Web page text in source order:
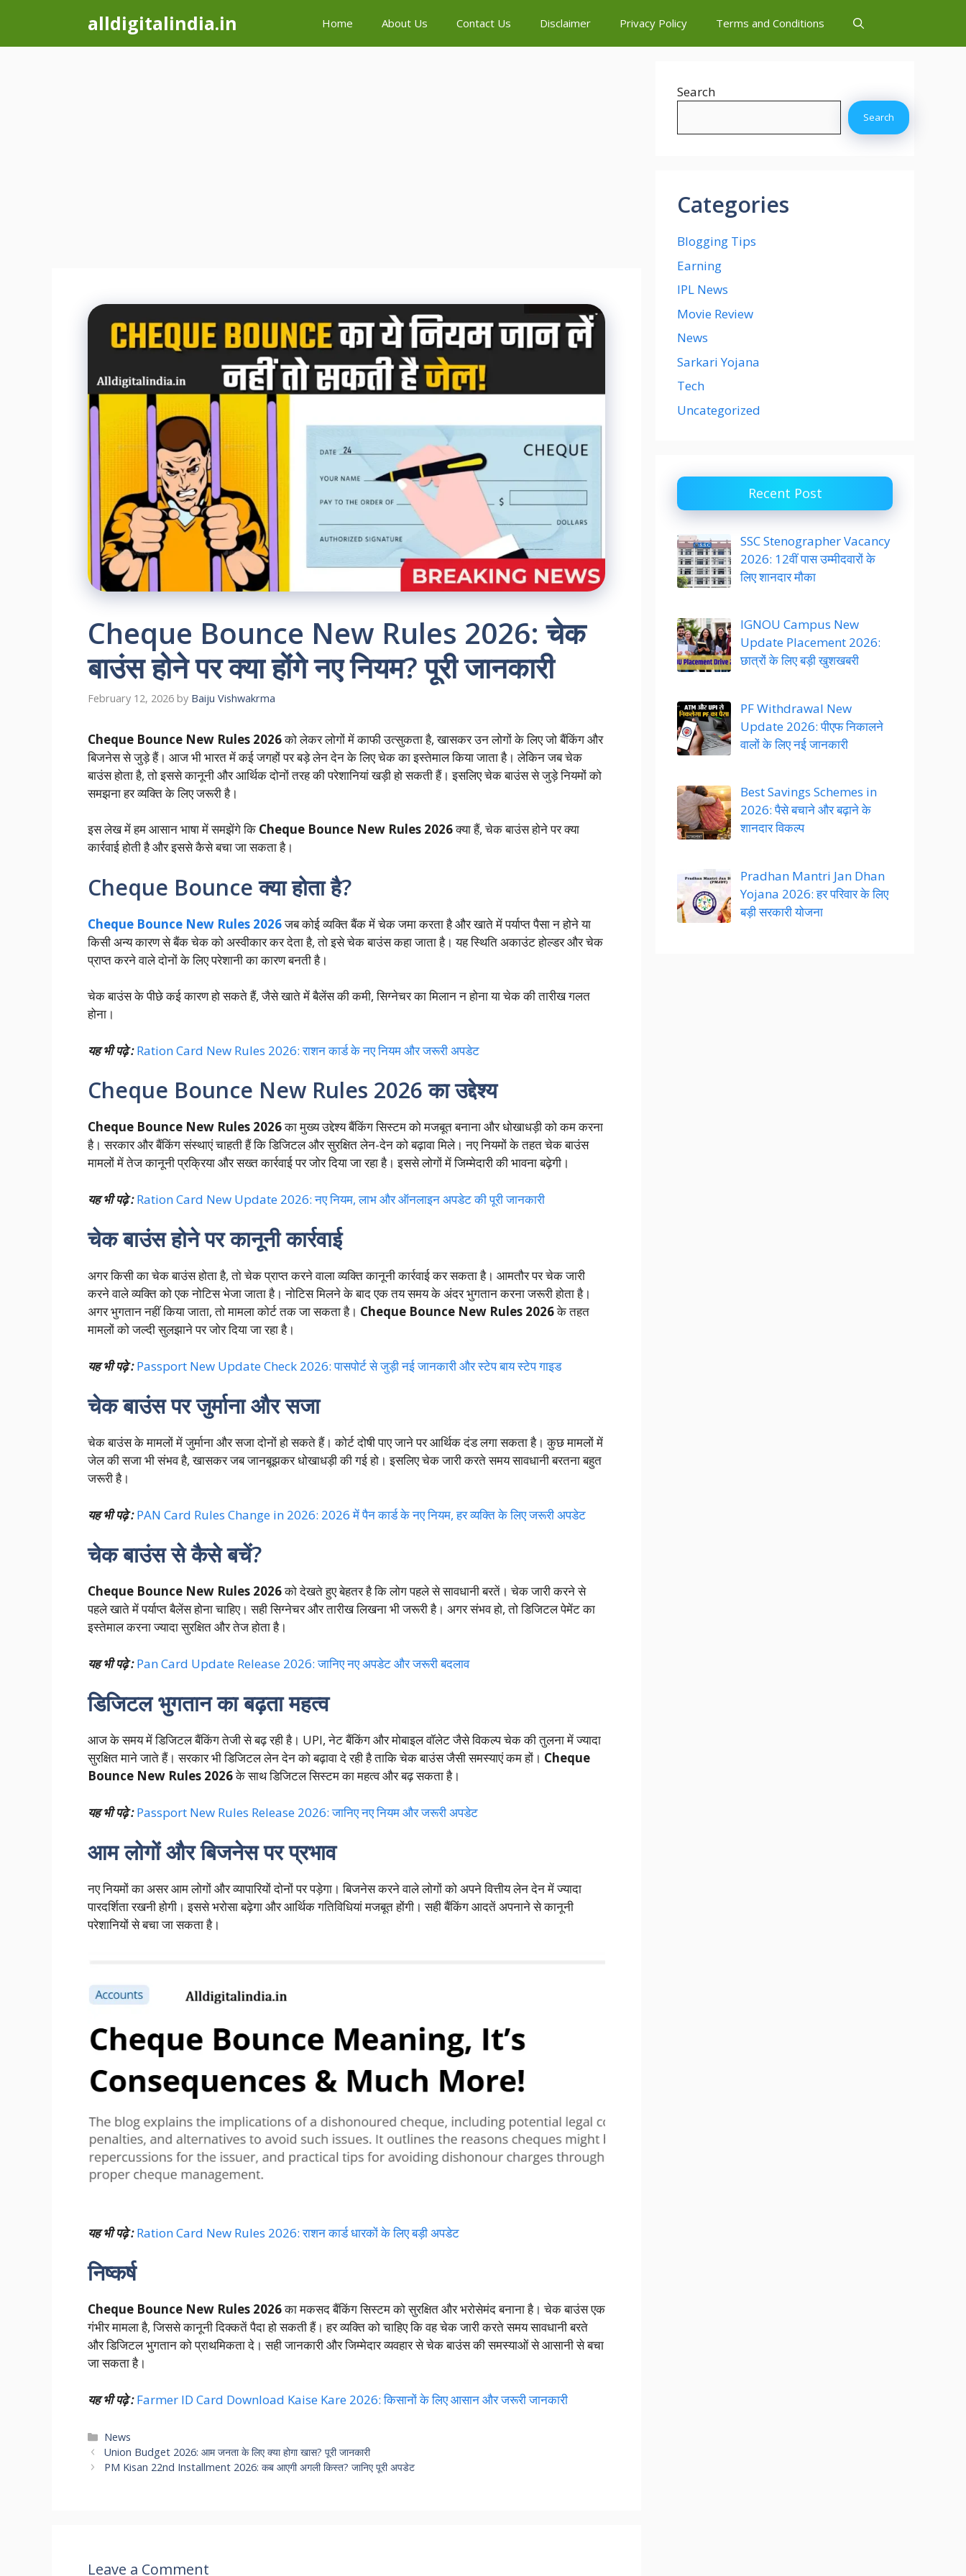
content
alldigitalindia.in Home About Us Contact Us Disclaimer Privacy Policy Terms and Conditions
Cheque Bounce New Rules 2026: चेक
बाउंस होने पर क्या होंगे नए नियम? पूरी जानकारी
February 12, 2026 by Baiju Vishwakrma
Cheque Bounce New Rules 2026को लेकर लोगों में काफी उत्सुकता है, खासकर उन लोगों के लिए जो बैंकिंग और
बिजनेस से जुड़े हैं। आज भी भारत में कई जगहों पर बड़े लेन देन के लिए चेक का इस्तेमाल किया जाता है। लेकिन जब चेक
बाउंस होता है, तो इससे कानूनी और आर्थिक दोनों तरह की परेशानियां खड़ी हो सकती हैं। इसलिए चेक बाउंस से जुड़े नियमों को
समझना हर व्यक्ति के लिए जरूरी है।
इस लेख में हम आसान भाषा में समझेंगे कि Cheque Bounce New Rules 2026क्या हैं, चेक बाउंस होने पर क्या
कार्रवाई होती है और इससे कैसे बचा जा सकता है।
Cheque Bounce क्या होता है?
Cheque Bounce New Rules 2026जब कोई व्यक्ति बैंक में चेक जमा करता है और खाते में पर्याप्त पैसा न होने या
किसी अन्य कारण से बैंक चेक को अस्वीकार कर देता है, तो इसे चेक बाउंस कहा जाता है। यह स्थिति अकाउंट होल्डर और चेक
प्राप्त करने वाले दोनों के लिए परेशानी का कारण बनती है।
चेक बाउंस के पीछे कई कारण हो सकते हैं, जैसे खाते में बैलेंस की कमी, सिग्नेचर का मिलान न होना या चेक की तारीख गलत
होना।
यह भी पढ़े : Ration Card New Rules 2026: राशन कार्ड के नए नियम और जरूरी अपडेट
Cheque Bounce New Rules 2026 का उद्देश्य
Cheque Bounce New Rules 2026का मुख्य उद्देश्य बैंकिंग सिस्टम को मजबूत बनाना और धोखाधड़ी को कम करना
है। सरकार और बैंकिंग संस्थाएं चाहती हैं कि डिजिटल और सुरक्षित लेन-देन को बढ़ावा मिले। नए नियमों के तहत चेक बाउंस
मामलों में तेज कानूनी प्रक्रिया और सख्त कार्रवाई पर जोर दिया जा रहा है। इससे लोगों में जिम्मेदारी की भावना बढ़ेगी।
यह भी पढ़े : Ration Card New Update 2026: नए नियम, लाभ और ऑनलाइन अपडेट की पूरी जानकारी
चेक बाउंस होने पर कानूनी कार्रवाई
अगर किसी का चेक बाउंस होता है, तो चेक प्राप्त करने वाला व्यक्ति कानूनी कार्रवाई कर सकता है। आमतौर पर चेक जारी
करने वाले व्यक्ति को एक नोटिस भेजा जाता है। नोटिस मिलने के बाद एक तय समय के अंदर भुगतान करना जरूरी होता है।
अगर भुगतान नहीं किया जाता, तो मामला कोर्ट तक जा सकता है। Cheque Bounce New Rules 2026के तहत
मामलों को जल्दी सुलझाने पर जोर दिया जा रहा है।
यह भी पढ़े : Passport New Update Check 2026: पासपोर्ट से जुड़ी नई जानकारी और स्टेप बाय स्टेप गाइड
चेक बाउंस पर जुर्माना और सजा
चेक बाउंस के मामलों में जुर्माना और सजा दोनों हो सकते हैं। कोर्ट दोषी पाए जाने पर आर्थिक दंड लगा सकता है। कुछ मामलों में
जेल की सजा भी संभव है, खासकर जब जानबूझकर धोखाधड़ी की गई हो। इसलिए चेक जारी करते समय सावधानी बरतना बहुत
जरूरी है।
यह भी पढ़े : PAN Card Rules Change in 2026: 2026 में पैन कार्ड के नए नियम, हर व्यक्ति के लिए जरूरी अपडेट
चेक बाउंस से कैसे बचें?
Cheque Bounce New Rules 2026को देखते हुए बेहतर है कि लोग पहले से सावधानी बरतें। चेक जारी करने से
पहले खाते में पर्याप्त बैलेंस होना चाहिए। सही सिग्नेचर और तारीख लिखना भी जरूरी है। अगर संभव हो, तो डिजिटल पेमेंट का
इस्तेमाल करना ज्यादा सुरक्षित और तेज होता है।
यह भी पढ़े : Pan Card Update Release 2026: जानिए नए अपडेट और जरूरी बदलाव
डिजिटल भुगतान का बढ़ता महत्व
आज के समय में डिजिटल बैंकिंग तेजी से बढ़ रही है। UPI, नेट बैंकिंग और मोबाइल वॉलेट जैसे विकल्प चेक की तुलना में ज्यादा
सुरक्षित माने जाते हैं। सरकार भी डिजिटल लेन देन को बढ़ावा दे रही है ताकि चेक बाउंस जैसी समस्याएं कम हों। Cheque
Bounce New Rules 2026के साथ डिजिटल सिस्टम का महत्व और बढ़ सकता है।
यह भी पढ़े : Passport New Rules Release 2026: जानिए नए नियम और जरूरी अपडेट
आम लोगों और बिजनेस पर प्रभाव
नए नियमों का असर आम लोगों और व्यापारियों दोनों पर पड़ेगा। बिजनेस करने वाले लोगों को अपने वित्तीय लेन देन में ज्यादा
पारदर्शिता रखनी होगी। इससे भरोसा बढ़ेगा और आर्थिक गतिविधियां मजबूत होंगी। सही बैंकिंग आदतें अपनाने से कानूनी
परेशानियों से बचा जा सकता है।
यह भी पढ़े : Ration Card New Rules 2026: राशन कार्ड धारकों के लिए बड़ी अपडेट
निष्कर्ष
Cheque Bounce New Rules 2026का मकसद बैंकिंग सिस्टम को सुरक्षित और भरोसेमंद बनाना है। चेक बाउंस एक
गंभीर मामला है, जिससे कानूनी दिक्कतें पैदा हो सकती हैं। हर व्यक्ति को चाहिए कि वह चेक जारी करते समय सावधानी बरते
और डिजिटल भुगतान को प्राथमिकता दे। सही जानकारी और जिम्मेदार व्यवहार से चेक बाउंस की समस्याओं से आसानी से बचा
जा सकता है।
यह भी पढ़े : Farmer ID Card Download Kaise Kare 2026: किसानों के लिए आसान और जरूरी जानकारी
Categories
News
Union Budget 2026: आम जनता के लिए क्या होगा खास? पूरी जानकारी
PM Kisan 22nd Installment 2026: कब आएगी अगली किस्त? जानिए पूरी अपडेट
Leave a Comment
Search
Search
Categories
Blogging Tips
Earning
IPL News
Movie Review
News
Sarkari Yojana
Tech
Uncategorized
Recent Post
SSC Stenographer Vacancy
2026: 12वीं पास उम्मीदवारों के
लिए शानदार मौका
IGNOU Campus New
Update Placement 2026:
छात्रों के लिए बड़ी खुशखबरी
PF Withdrawal New
Update 2026: पीएफ निकालने
वालों के लिए नई जानकारी
Best Savings Schemes in
2026: पैसे बचाने और बढ़ाने के
शानदार विकल्प
Pradhan Mantri Jan Dhan
Yojana 2026: हर परिवार के लिए
बड़ी सरकारी योजना